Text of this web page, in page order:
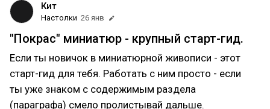
Кит
Настолки 26 янв
"Покрас" миниатюр - крупный старт-гид.
Если ты новичок в миниатюрной живописи - этот
старт-гид для тебя. Работать с ним просто - если
ты уже знаком с содержимым раздела
(параграфа) смело пролистывай дальше.